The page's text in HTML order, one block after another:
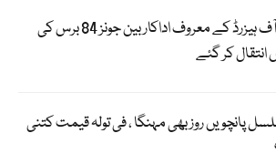
ڈیوکس آف ہیزرڈ کے معروف اداکار بین جونز 84 برس کی
کر گئے
پانچویں روز بھی مہنگا ، فی تولہ قیمت کتنی